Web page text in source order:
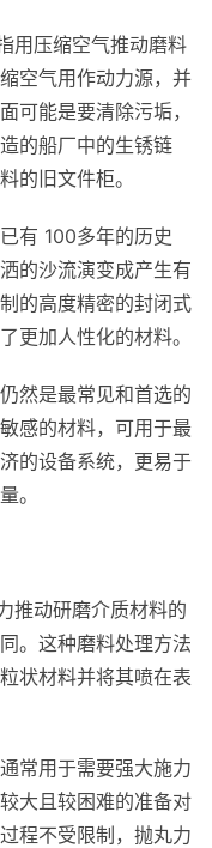
用压缩空气推动磨料
空气用作动力源，并
可能是要清除污垢，
的船厂中的生锈链
的旧文件柜。
有 100多年的历史
的沙流演变成产生有
的高度精密的封闭式
更加人性化的材料。
然是最常见和首选的
感的材料，可用于最
的设备系统，更易于
。
推动研磨介质材料的
。这种磨料处理方法
状材料并将其喷在表
常用于需要强大施力
大且较困难的准备对
程不受限制，抛丸力